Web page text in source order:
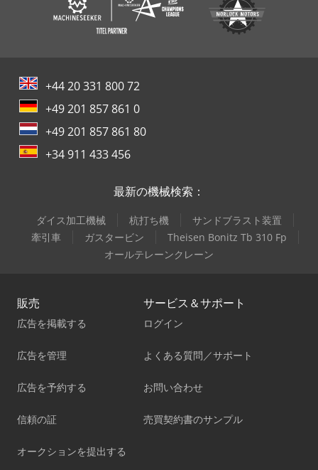
+44 20 331 800 72
+49 201 857 861 0
+49 201 857 861 80
+34 911 433 456
最新の機械検索：
ダイス加工機械 杭打ち機
サンドブラスト装置
牽引車
ガスタービン
Theisen Bonitz Tb 310 Fp
オールテレーンクレーン
販売
広告を掲載する
広告を管理
広告を予約する
信頼の証
オークションを提出する
サービス＆サポート
ログイン
よくある質問／サポート
お問い合わせ
売買契約書のサンプル